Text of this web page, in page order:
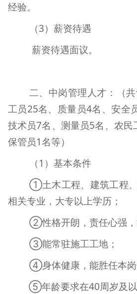
经验。
（3）薪资待遇
薪资待遇面议。
二、中岗管理人才：（
工员25名、质量员4名、安全
技术员7名、测量员5名、农民
保管员1名等）
（1 ）基本条件
①土木工程、建筑工程
相关专业，大专以上学历；
②性格开朗，责任心强，
③能常驻施工工地；
④身体健康，能胜任本岗
⑤年龄要求在40周岁及以